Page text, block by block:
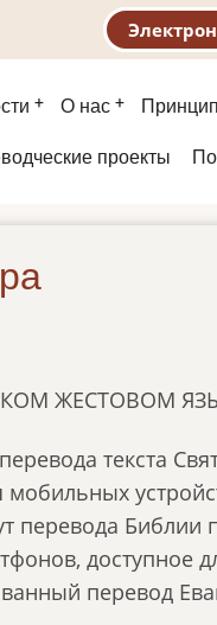
О нас
проекты
ЖЕСТОВОМ
текста
перевода
доступное
перевод